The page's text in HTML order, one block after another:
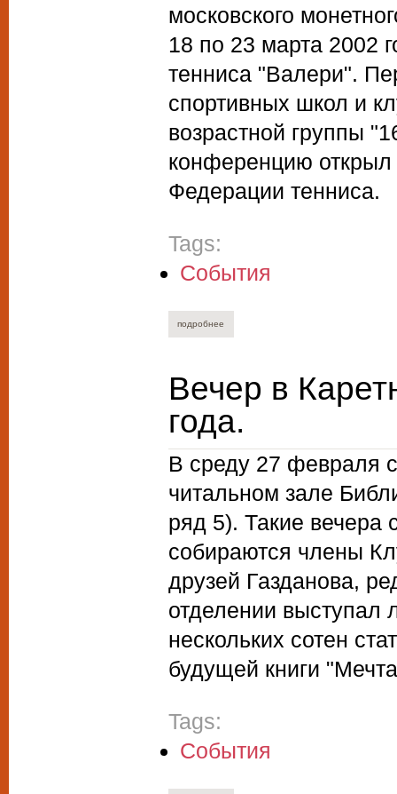
московского
18 по 23 марта 2002
тенниса "Валери".
спортивных школ и
возрастной группы
конференцию
Федерации тенниса.
Tags:
События
подробнее
Вечер в
года.
В среду 27 февраля
читальном зале
ряд 5). Такие вечера
собираются члены
друзей Газданова,
отделении выступал
нескольких сотен
будущей книги
Tags:
События